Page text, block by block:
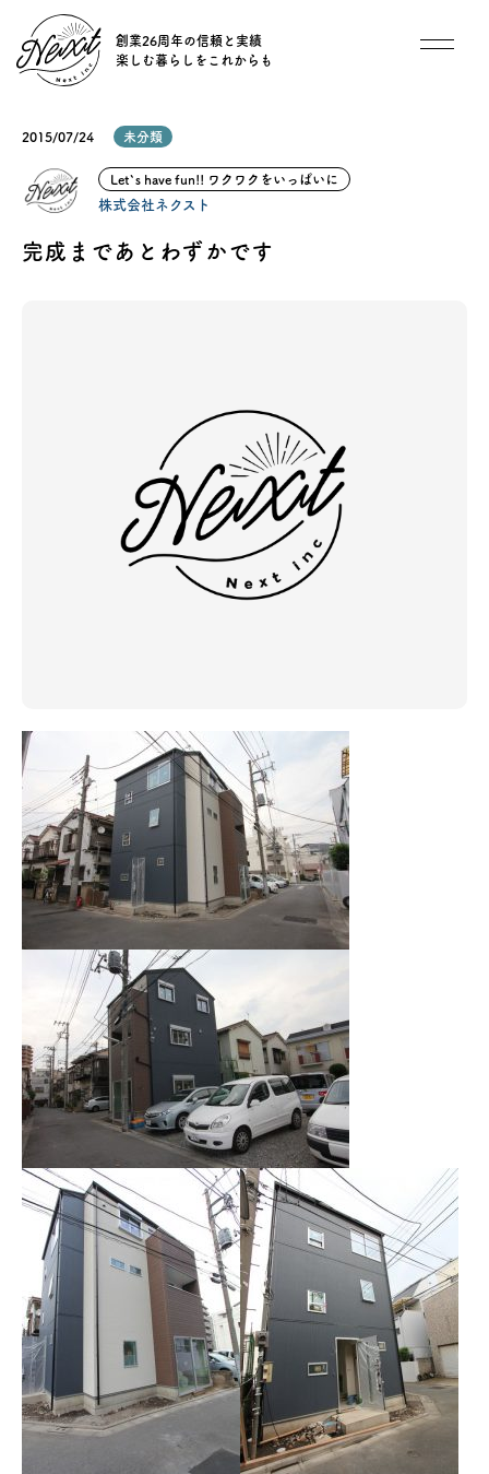
創業26周年の信頼と実績
楽しむ暮らしをこれからも
住宅商品
イベント
キャンペーン
SDGs
プライバシーポリシー
モデルハウス見学・ご予約
お問い合わせ
会員登録
資料請求
オンライン無料相談
お電話
営業時間: AM9:30-PM8:00
定休: 水曜・第一火曜
船橋スタジオ 0120-787-221
さいたまスタジオ 0120-757-221
公式アカウント
2015/07/24 未分類
Let`s have fun!! ワクワクをいっぱいに
株式会社ネクスト
完成まであとわずかです